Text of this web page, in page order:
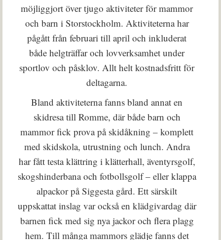
möjliggjort över tjugo aktiviteter för mammor
och barn i Storstockholm. Aktiviteterna har
pågått från februari till april och inkluderat
både helgträffar och lovverksamhet under
sportlov och påsklov. Allt helt kostnadsfritt för
deltagarna.
Bland aktiviteterna fanns bland annat en
skidresa till Romme, där både barn och
mammor fick prova på skidåkning – komplett
med skidskola, utrustning och lunch. Andra
har fått testa klättring i klätterhall, äventyrsgolf,
skogshinderbana och fotbollsgolf – eller klappa
alpackor på Siggesta gård. Ett särskilt
uppskattat inslag var också en klädgivardag där
barnen fick med sig nya jackor och flera plagg
hem. Till många mammors glädje fanns det